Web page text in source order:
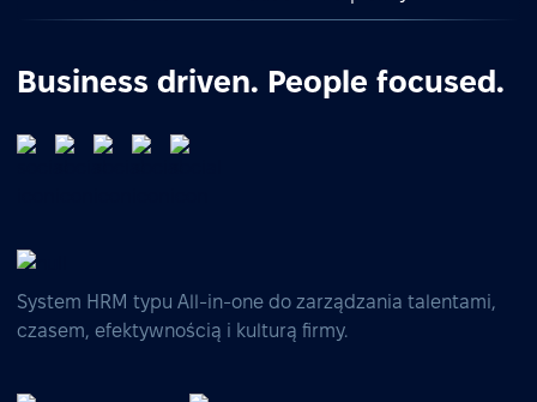
Business driven. People focused.
System HRM typu All-in-one do zarządzania talentami,
czasem, efektywnością i kulturą firmy.